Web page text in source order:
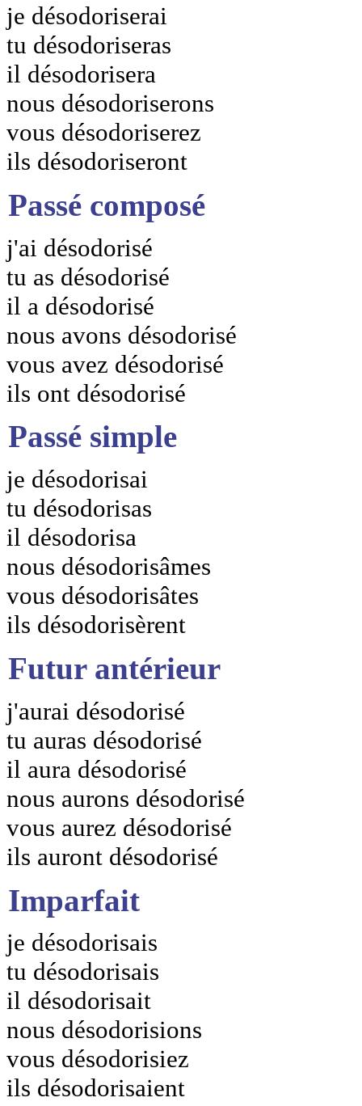
je désodoriserai
tu désodoriseras
il désodorisera
nous désodoriserons
vous désodoriserez
ils désodoriseront
Passé composé
j'ai désodorisé
tu as désodorisé
il a désodorisé
nous avons désodorisé
vous avez désodorisé
ils ont désodorisé
Passé simple
je désodorisai
tu désodorisas
il désodorisa
nous désodorisâmes
vous désodorisâtes
ils désodorisèrent
Futur antérieur
j'aurai désodorisé
tu auras désodorisé
il aura désodorisé
nous aurons désodorisé
vous aurez désodorisé
ils auront désodorisé
Imparfait
je désodorisais
tu désodorisais
il désodorisait
nous désodorisions
vous désodorisiez
ils désodorisaient